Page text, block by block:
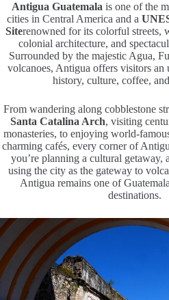
Antigua Guatemala is one of the
cities in Central America and a
Siterenowned for its colorful streets,
colonial architecture, and
Surrounded by the majestic Agua,
volcanoes, Antigua offers visitors an
history, culture, coffee,
From wandering along cobblestone
Santa Catalina Arch, visiting
monasteries, to enjoying world-
charming cafés, every corner of
you’re planning a cultural getaway,
using the city as the gateway to
Antigua remains one of
destinations.